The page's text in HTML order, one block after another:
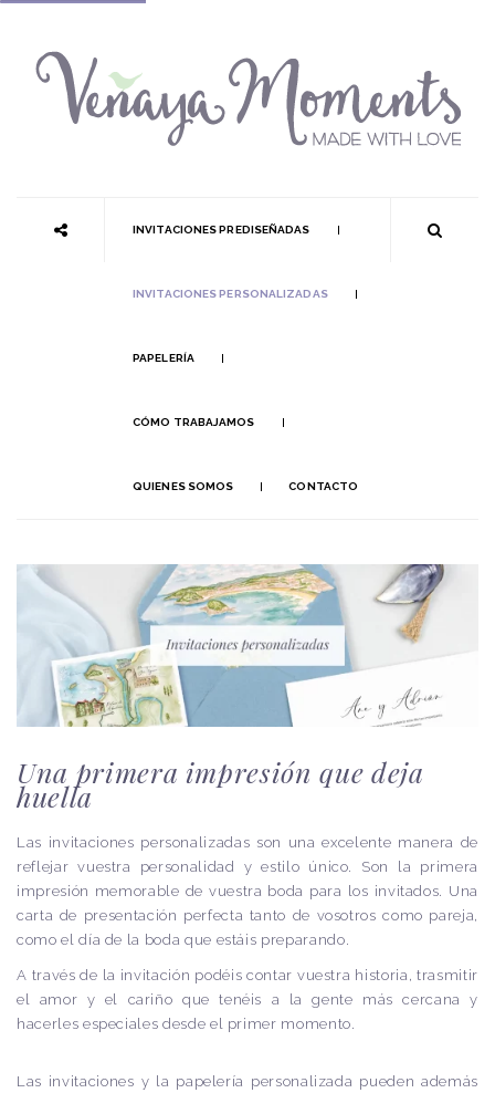
INVITACIONES PREDISEÑADAS
INVITACIONES PERSONALIZADAS
PAPELERÍA
CÓMO TRABAJAMOS
QUIENES SOMOS CONTACTO
Una primera impresión que deja
huella
Las invitaciones personalizadas son una excelente manera de
reflejar vuestra personalidad y estilo único. Son la primera
impresión memorable de vuestra boda para los invitados. Una
carta de presentación perfecta tanto de vosotros como pareja,
como el día de la boda que estáis preparando.
A través de la invitación podéis contar vuestra historia, trasmitir
el amor y el cariño que tenéis a la gente más cercana y
hacerles especiales desde el primer momento.
Las invitaciones y la papelería personalizada pueden además